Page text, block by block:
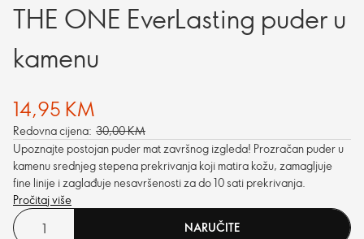
THE ONE EverLasting puder u
kamenu
14,95 KM
Redovna cijena: 30,00 KM
Upoznajte postojan puder mat završnog izgleda! Prozračan puder u
kamenu srednjeg stepena prekrivanja koji matira kožu, zamagljuje
fine linije i zaglađuje nesavršenosti za do 10 sati prekrivanja.
Pročitaj više
NARUČITE